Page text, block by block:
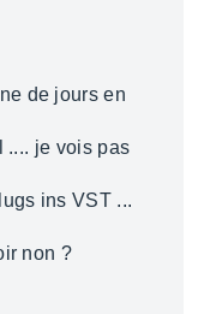
de jours en
.... je vois pas
ins VST ...
non ?